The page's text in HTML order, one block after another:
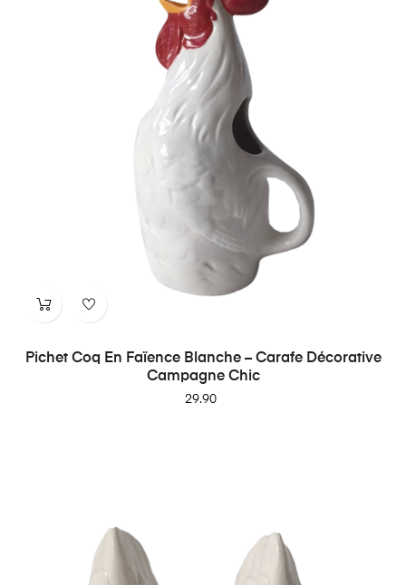
Pichet Coq En Faïence Blanche – Carafe Décorative
Campagne Chic
Price
29.90